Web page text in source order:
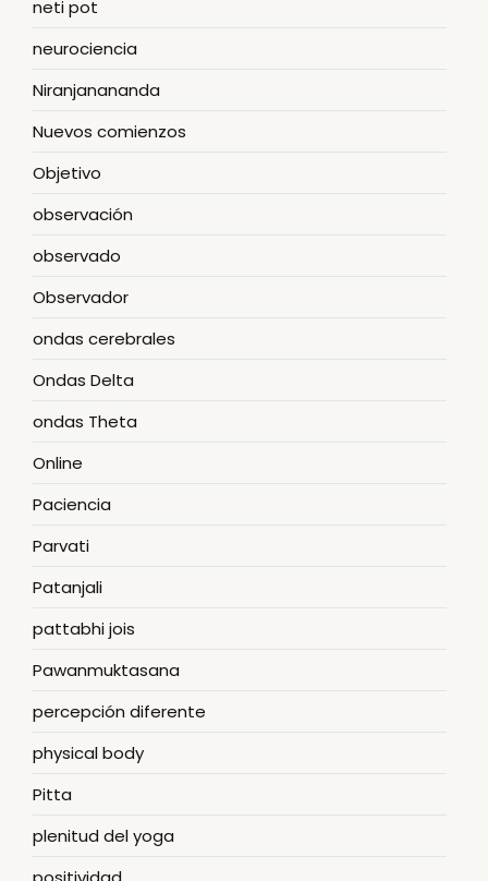
neti pot
neurociencia
Niranjanananda
Nuevos comienzos
Objetivo
observación
observado
Observador
ondas cerebrales
Ondas Delta
ondas Theta
Online
Paciencia
Parvati
Patanjali
pattabhi jois
Pawanmuktasana
percepción diferente
physical body
Pitta
plenitud del yoga